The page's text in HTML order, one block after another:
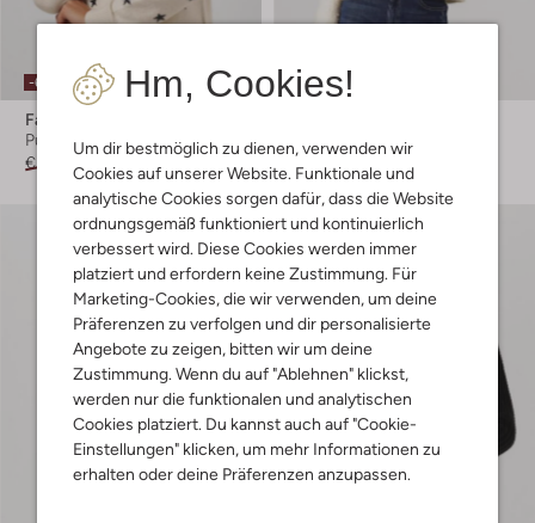
Hm, Cookies!
Um dir bestmöglich zu dienen, verwenden wir
Cookies auf unserer Website. Funktionale und
analytische Cookies sorgen dafür, dass die Website
ordnungsgemäß funktioniert und kontinuierlich
verbessert wird. Diese Cookies werden immer
platziert und erfordern keine Zustimmung. Für
Marketing-Cookies, die wir verwenden, um deine
Präferenzen zu verfolgen und dir personalisierte
Angebote zu zeigen, bitten wir um deine
Zustimmung. Wenn du auf "Ablehnen" klickst,
werden nur die funktionalen und analytischen
Cookies platziert. Du kannst auch auf "Cookie-
Einstellungen" klicken, um mehr Informationen zu
erhalten oder deine Präferenzen anzupassen.
-60%
Fabienne Chapot
Pullover
€ 169,95
€ 67,99
-50%
Pullover
€ 219,99
€ 109,99